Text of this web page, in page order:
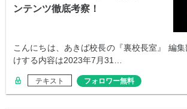
ンテンツ徹底考察！
こんにちは、あきば校長の『裏校長室』 編
けする内容は2023年7月31…
テキスト フォロワー無料